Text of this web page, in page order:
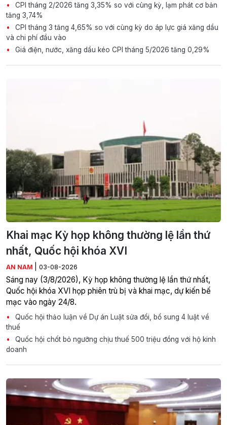
CPI tháng 2/2026 tăng 3,35% so với cùng kỳ, lạm phát cơ bản
tăng 3,74%
CPI tháng 3 tăng 4,65% so với cùng kỳ do áp lực giá xăng dầu
và chi phí đầu vào
Giá điện, nước, xăng dầu kéo CPI tháng 5/2026 tăng 0,29%
Khai mạc Kỳ họp không thường lệ lần thứ
nhất, Quốc hội khóa XVI
AN NAM 03-08-2026
Sáng nay (3/8/2026), Kỳ họp không thường lệ lần thứ nhất,
Quốc hội khóa XVI họp phiên trù bị và khai mạc, dự kiến bế
mạc vào ngày 24/8.
Quốc hội thảo luận về Dự án Luật sửa đổi, bổ sung 4 luật về
thuế
Quốc hội chốt bỏ ngưỡng chịu thuế 500 triệu đồng với hộ kinh
doanh